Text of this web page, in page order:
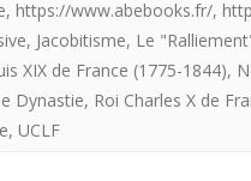
, https://www.abebooks.fr/,
, Jacobitisme, Le
XIX de France (1775-1844),
Dynastie, Roi Charles X de
, UCLF